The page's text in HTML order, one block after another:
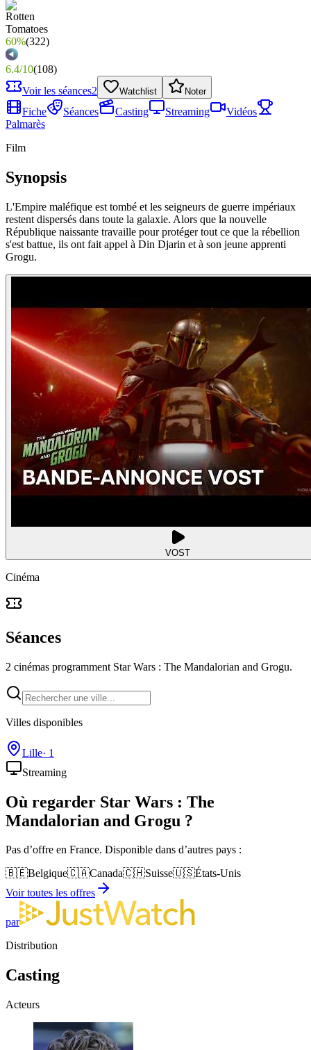
60%(322)
6.4/10(108)
Voir les séances2 Watchlist Noter
Fiche Séances Casting Streaming
Vidéos
Palmarès
Film
Synopsis
L'Empire maléfique est tombé et les seigneurs de guerre impériaux
restent dispersés dans toute la galaxie. Alors que la nouvelle
République naissante travaille pour protéger tout ce que la rébellion
s'est battue, ils ont fait appel à Din Djarin et à son jeune apprenti
Grogu.
VOST
Cinéma
Séances
2 cinémas programment Star Wars : The Mandalorian and Grogu.
Villes disponibles
Lille· 1
Streaming
Où regarder Star Wars : The
Mandalorian and Grogu ?
Pas d’offre en France. Disponible dans d’autres pays :
🇧🇪Belgique🇨🇦Canada🇨🇭Suisse🇺🇸États-Unis
Voir toutes les offres
par
Distribution
Casting
Acteurs